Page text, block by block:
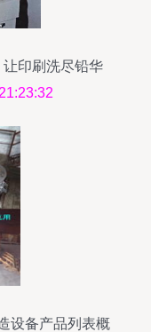
印刷洗尽铅华
设备产品列表概